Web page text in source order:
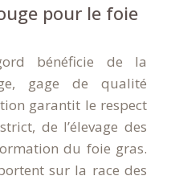
pour le foie
bénéficie de la
gage de qualité
garantit le respect
de l’élevage des
du foie gras.
sur la race des